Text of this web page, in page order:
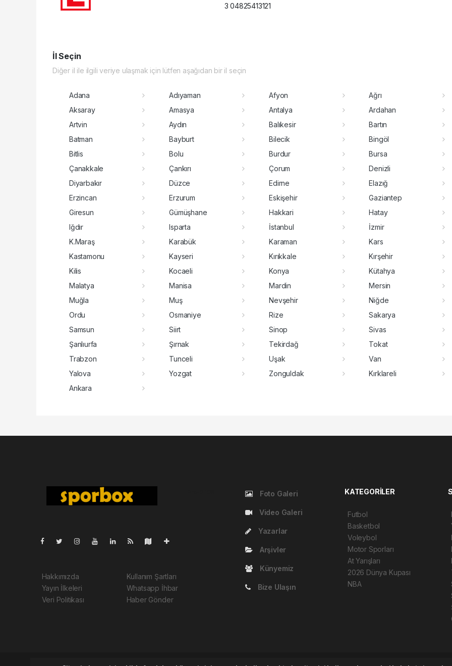
3 04825413121
İl Seçin
Diğer il ile ilgili veriye ulaşmak için lütfen aşağıdan bir il seçin
Adana Adıyaman Afyon
Ağrı
Aksaray
Amasya Antalya
Ardahan
Artvin
Aydın Balıkesir
Bartın
Batman
Bayburt Bilecik
Bingöl
Bitlis
Bolu Burdur
Bursa
Çanakkale
Çankırı Çorum
Denizli
Diyarbakır
Düzce Edirne
Elazığ
Erzincan
Erzurum Eskişehir
Gaziantep
Giresun
Gümüşhane Hakkari
Hatay
Iğdır
Isparta İstanbul
İzmir
K.Maraş
Karabük Karaman
Kars
Kastamonu
Kayseri Kırıkkale
Kırşehir
Kilis
Kocaeli Konya
Kütahya
Malatya
Manisa Mardin
Mersin
Muğla
Muş Nevşehir
Niğde
Ordu
Osmaniye Rize
Sakarya
Samsun
Siirt Sinop
Sivas
Şanlıurfa
Şırnak Tekirdağ
Tokat
Trabzon
Tunceli Uşak
Van
Yalova
Yozgat Zonguldak
Kırklareli
Ankara
Hakkımızda
Yayın İlkeleri
Veri Politikası
Kullanım Şartları
Whatsapp İhbar
Haber Gönder
Foto Galeri
Video Galeri
Yazarlar
Arşivler
Künyemiz
Bize Ulaşın
KATEGORİLER
Futbol
Basketbol
Voleybol
Motor Sporları
At Yarışları
2026 Dünya Kupası
NBA